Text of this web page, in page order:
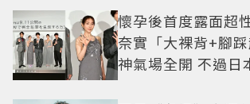
懷孕後首度露面超
奈實「大裸背+腳
神氣場全開 不過日